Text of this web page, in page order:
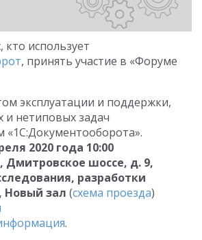
использует
, принять участие в «Форуме
эксплуатации и поддержки,
нетиповых задач
«1С:Документооборота».
2020 года 10:00
Дмитровское шоссе, д. 9,
разработки
Новый зал (схема проезда)
.